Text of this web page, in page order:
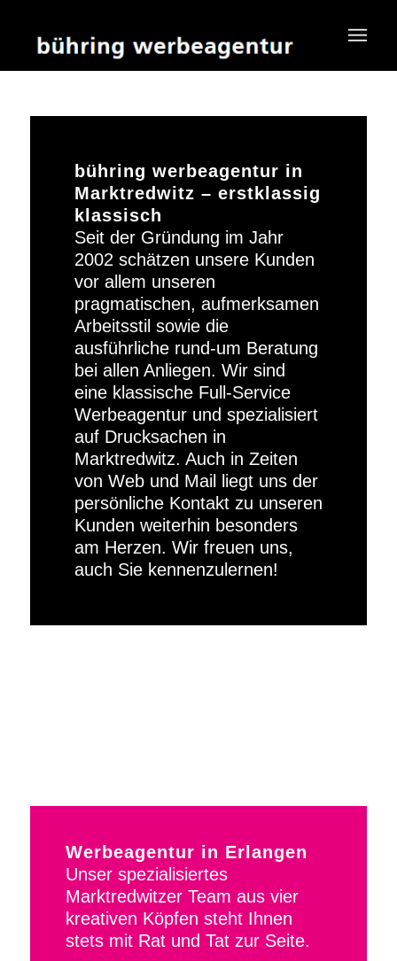
bühring werbeagentur in
Marktredwitz – erstklassig
klassisch
Seit der Gründung im Jahr
2002 schätzen unsere Kunden
vor allem unseren
pragmatischen, aufmerksamen
Arbeitsstil sowie die
ausführliche rund-um Beratung
bei allen Anliegen. Wir sind
eine klassische Full-Service
Werbeagentur und spezialisiert
auf Drucksachen in
Marktredwitz. Auch in Zeiten
von Web und Mail liegt uns der
persönliche Kontakt zu unseren
Kunden weiterhin besonders
am Herzen. Wir freuen uns,
auch Sie kennenzulernen!
Werbeagentur in Erlangen
Unser spezialisiertes
Marktredwitzer Team aus vier
kreativen Köpfen steht Ihnen
stets mit Rat und Tat zur Seite.